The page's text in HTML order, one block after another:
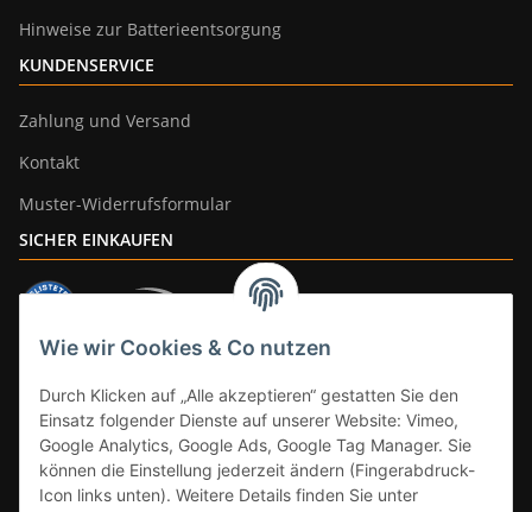
Wie wir Cookies & Co nutzen
Durch Klicken auf „Alle akzeptieren“ gestatten Sie den
Einsatz folgender Dienste auf unserer Website: Vimeo,
Google Analytics, Google Ads, Google Tag Manager. Sie
können die Einstellung jederzeit ändern (Fingerabdruck-
Icon links unten). Weitere Details finden Sie unter
Hinweise zur Batterieentsorgung
KUNDENSERVICE
Zahlung und Versand
Kontakt
Muster-Widerrufsformular
SICHER EINKAUFEN